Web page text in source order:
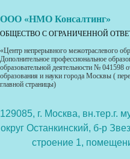
ООО «НМО Консалтинг»
ОБЩЕСТВО С ОГРАНИЧЕННОЙ
«Центр непрерывного межотраслевого
Дополнительное профессиональное
образовательной деятельности № 041598
образования и науки города Москвы (
главной страницы)
129085, г. Москва, вн.тер.г.
округ Останкинский, б-р
строение 1,